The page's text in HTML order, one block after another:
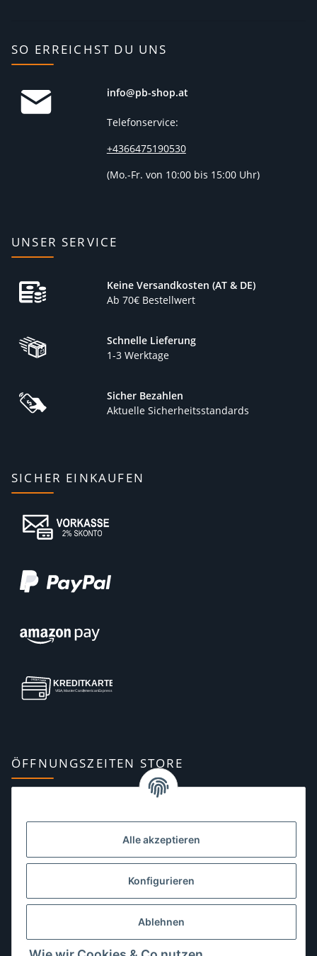
Alle akzeptieren
Konfigurieren
Ablehnen
SO ERREICHST DU UNS
info@pb-shop.at
Telefonservice:
+4366475190530
(Mo.-Fr. von 10:00 bis 15:00 Uhr)
UNSER SERVICE
Keine Versandkosten (AT & DE)
Ab 70€ Bestellwert
Schnelle Lieferung
1-3 Werktage
Sicher Bezahlen
Aktuelle Sicherheitsstandards
SICHER EINKAUFEN
ÖFFNUNGSZEITEN STORE
10:00–13:00, 14:00–18:00 Uhr
Dienstag:10:00–13:00, 14:00–16:00 Uhr
10:00–13:00 Uhr
Freitag:10:00–13:00, 14:00–18:00 Uhr